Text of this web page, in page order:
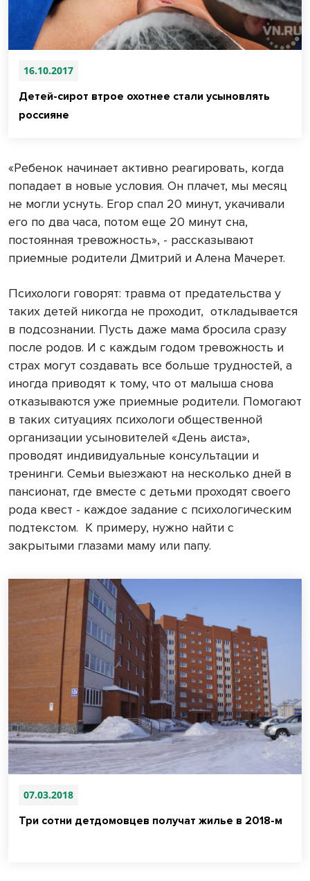
16.10.2017
Детей-сирот втрое охотнее стали усыновлять
россияне
«Ребенок начинает активно реагировать, когда
попадает в новые условия. Он плачет, мы месяц
не могли уснуть. Егор спал 20 минут, укачивали
его по два часа, потом еще 20 минут сна,
постоянная тревожность», - рассказывают
приемные родители Дмитрий и Алена Мачерет.
Психологи говорят: травма от предательства у
таких детей никогда не проходит, откладывается
в подсознании. Пусть даже мама бросила сразу
после родов. И с каждым годом тревожность и
страх могут создавать все больше трудностей, а
иногда приводят к тому, что от малыша снова
отказываются уже приемные родители. Помогают
в таких ситуациях психологи общественной
организации усыновителей «День аиста»,
проводят индивидуальные консультации и
тренинги. Семьи выезжают на несколько дней в
пансионат, где вместе с детьми проходят своего
рода квест - каждое задание с психологическим
подтекстом. К примеру, нужно найти с
закрытыми глазами маму или папу.
07.03.2018
Три сотни детдомовцев получат жилье в 2018-м